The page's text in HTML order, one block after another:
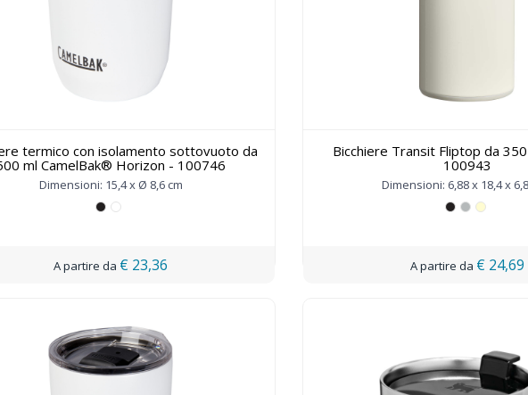
termico con isolamento sottovuoto da
ml CamelBak® Horizon - 100746
Dimensioni: 15,4 x Ø 8,6 cm
€ 23,36
Bicchiere Transit Fliptop da 350
100943
Dimensioni: 6,88 x 18,4 x
€ 24,69